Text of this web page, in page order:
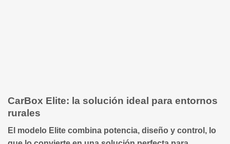
CarBox Elite: la solución ideal para entornos
rurales
El modelo Elite combina potencia, diseño y control, lo